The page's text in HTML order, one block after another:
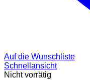
Auf die Wunschliste
Schnellansicht
Nicht vorrätig